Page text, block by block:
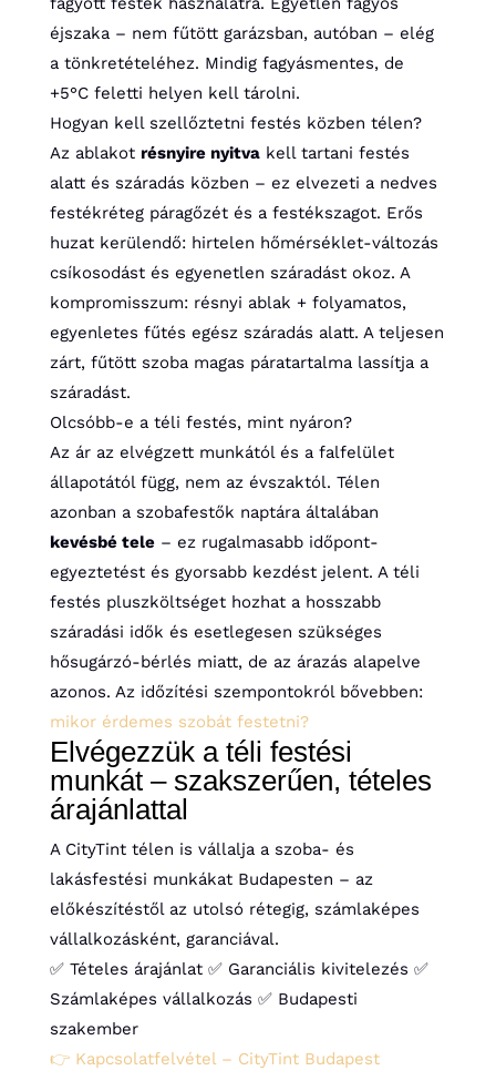
éjszaka – nem fűtött garázsban, autóban – elég
a tönkretételéhez. Mindig fagyásmentes, de
+5°C feletti helyen kell tárolni.
Hogyan kell szellőztetni festés közben télen?
Az ablakot résnyire nyitvakell tartani festés
alatt és száradás közben – ez elvezeti a nedves
festékréteg páragőzét és a festékszagot. Erős
huzat kerülendő: hirtelen hőmérséklet-változás
csíkosodást és egyenetlen száradást okoz. A
kompromisszum: résnyi ablak + folyamatos,
egyenletes fűtés egész száradás alatt. A teljesen
zárt, fűtött szoba magas páratartalma lassítja a
száradást.
Olcsóbb-e a téli festés, mint nyáron?
Az ár az elvégzett munkától és a falfelület
állapotától függ, nem az évszaktól. Télen
azonban a szobafestők naptára általában
kevésbé tele– ez rugalmasabb időpont-
egyeztetést és gyorsabb kezdést jelent. A téli
festés pluszköltséget hozhat a hosszabb
száradási idők és esetlegesen szükséges
hősugárzó-bérlés miatt, de az árazás alapelve
azonos. Az időzítési szempontokról bővebben:
mikor érdemes szobát festetni?
Elvégezzük a téli festési
munkát – szakszerűen, tételes
árajánlattal
A CityTint télen is vállalja a szoba- és
lakásfestési munkákat Budapesten – az
előkészítéstől az utolsó rétegig, számlaképes
vállalkozásként, garanciával.
✅ Tételes árajánlat ✅ Garanciális kivitelezés ✅
Számlaképes vállalkozás ✅ Budapesti
szakember
👉 Kapcsolatfelvétel – CityTint Budapest